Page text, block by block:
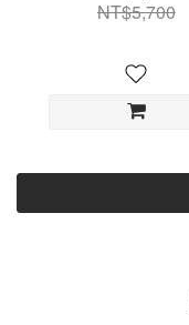
NT$5,700